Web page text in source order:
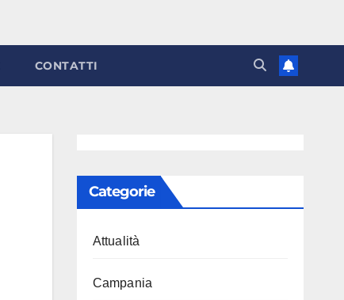
CONTATTI
Categorie
Attualità
Campania